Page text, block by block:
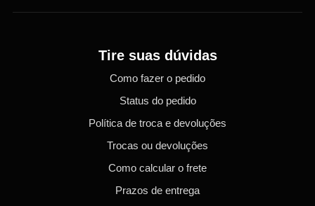
Tire suas dúvidas
Como fazer o pedido
Status do pedido
Política de troca e devoluções
Trocas ou devoluções
Como calcular o frete
Prazos de entrega